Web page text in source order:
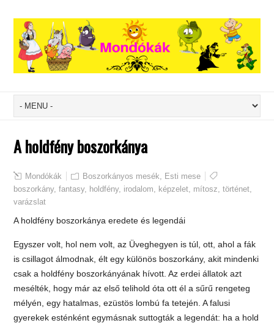
A holdfény boszorkánya
Mondókák Boszorkányos mesék
Esti mese
boszorkány,fantasy, holdfény, irodalom képzelet mítosz ,történet
varázslat
A holdfény boszorkánya eredete és legendái
Egyszer volt, hol nem volt, az Üveghegyen is túl, ott, ahol a fák
is csillagot álmodnak, élt egy különös boszorkány, akit mindenki
csak a holdfény boszorkányának hívott. Az erdei állatok azt
mesélték, hogy már az első telihold óta ott él a sűrű rengeteg
mélyén, egy hatalmas, ezüstös lombú fa tetején. A falusi
gyerekek esténként egymásnak suttogták a legendát: ha a hold